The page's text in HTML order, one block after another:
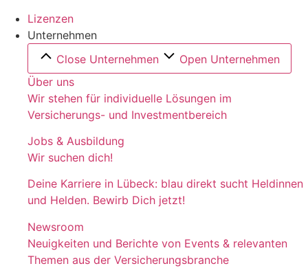
Lizenzen
Unternehmen
Close Unternehmen
Open Unternehmen
Über uns
Wir stehen für individuelle Lösungen im
Versicherungs- und Investmentbereich
Jobs & Ausbildung
Wir suchen dich!
Deine Karriere in Lübeck: blau direkt sucht Heldinnen
und Helden. Bewirb Dich jetzt!
Newsroom
Neuigkeiten und Berichte von Events & relevanten
Themen aus der Versicherungsbranche